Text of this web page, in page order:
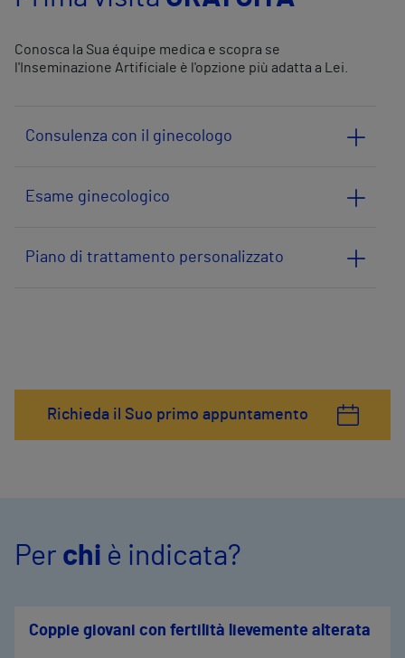
Conosca la Sua équipe medica e scopra se
l'Inseminazione Artificiale è l'opzione più adatta a Lei.
Consulenza con il ginecologo
Esame ginecologico
Piano di trattamento personalizzato
Richieda il Suo primo appuntamento
Per chi è indicata?
Coppie giovani con fertilità lievemente alterata